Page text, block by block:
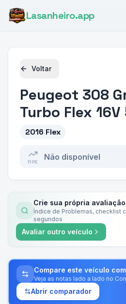
Lasanheiro.app
Voltar
Peugeot 308
Turbo Flex
2016 Flex
FIPE
Não disponível
Crie sua própria
Índice de Problemas, checklist
segundos
Avaliar outro veículo
Compare este veículo
Veja as notas lado a lado no
Abrir comparador